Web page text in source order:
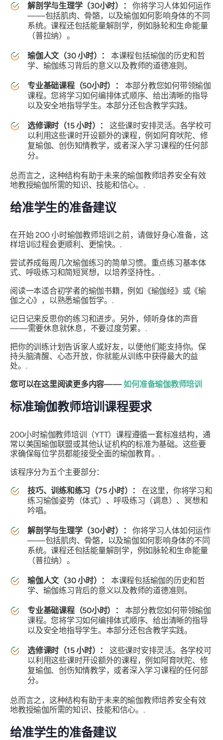
解剖学与生理学（30小时）：
你将学习人体如何运作
——包括肌肉、骨骼，以及瑜伽如何影响身体的不同
系统。课程还包括能量解剖学，例如脉轮和生命能量
（普拉纳）。
瑜伽人文（30 小时）：
本课程包括瑜伽的历史和哲
学、瑜伽练习背后的意义以及教师的道德准则。
专业基础课程（50小时）：
本部分教您如何带领瑜伽
课程。您将学习如何编排体式顺序、给出清晰的指导
以及安全地指导学生。本部分还包含教学实践。
选修课时（15 小时）：
这些课时安排灵活。各学校可
以利用这些课时开设额外的课程，例如阿育吠陀、修
复瑜伽、创伤知情教学，或者深入学习课程的任何部
分。
总而言之，这种结构有助于未来的瑜伽教师培养安全有效
地教授瑜伽所需的知识、技能和信心。.
给准学生的准备建议
在开始 200 小时瑜伽教师培训之前，请做好身心准备，这
样培训过程会更顺利、更愉快。.
尝试养成每周几次瑜伽练习的简单习惯。重点练习基本体
式、呼吸练习和简短冥想，以培养坚持性。.
阅读一本适合初学者的瑜伽书籍，例如《瑜伽经》或《瑜
伽之心》，以熟悉瑜伽哲学。.
记日记来反思你的练习和进步。另外，倾听身体的声音
——需要休息就休息，不要过度劳累。.
把你的训练计划告诉家人或好友，以便他们能支持你。保
持头脑清醒、心态开放，你就能从训练中获得最大的益
处。.
您可以在这里阅读更多内容——如何准备瑜伽教师培训
标准瑜伽教师培训课程要求
200小时瑜伽教师培训（YTT）课程遵循一套标准结构，通
常以美国瑜伽联盟或其他认证机构的标准为基础。这些要
求确保每位学员都能接受全面的瑜伽教育。.
该程序分为五个主要部分：
技巧、训练和练习（75 小时）：
在这里，你将学习和
练习瑜伽姿势（体式）、呼吸练习（调息）、冥想和
吟唱。
解剖学与生理学（30小时）：
你将学习人体如何运作
——包括肌肉、骨骼，以及瑜伽如何影响身体的不同
系统。课程还包括能量解剖学，例如脉轮和生命能量
（普拉纳）。
瑜伽人文（30 小时）：
本课程包括瑜伽的历史和哲
学、瑜伽练习背后的意义以及教师的道德准则。
专业基础课程（50小时）：
本部分教您如何带领瑜伽
课程。您将学习如何编排体式顺序、给出清晰的指导
以及安全地指导学生。本部分还包含教学实践。
选修课时（15 小时）：
这些课时安排灵活。各学校可
以利用这些课时开设额外的课程，例如阿育吠陀、修
复瑜伽、创伤知情教学，或者深入学习课程的任何部
分。
总而言之，这种结构有助于未来的瑜伽教师培养安全有效
地教授瑜伽所需的知识、技能和信心。.
给准学生的准备建议